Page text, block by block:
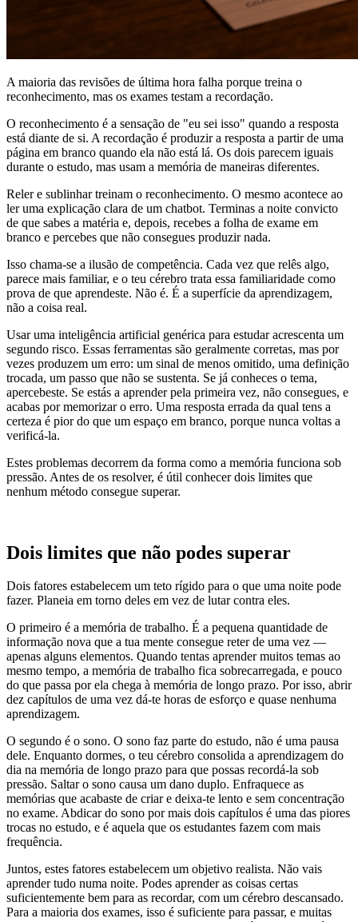
A maioria das revisões de última hora falha porque treina o
reconhecimento, mas os exames testam a recordação.
O reconhecimento é a sensação de "eu sei isso" quando a resposta
está diante de si. A recordação é produzir a resposta a partir de uma
página em branco quando ela não está lá. Os dois parecem iguais
durante o estudo, mas usam a memória de maneiras diferentes.
Reler e sublinhar treinam o reconhecimento. O mesmo acontece ao
ler uma explicação clara de um chatbot. Terminas a noite convicto
de que sabes a matéria e, depois, recebes a folha de exame em
branco e percebes que não consegues produzir nada.
Isso chama-se a ilusão de competência. Cada vez que relês algo,
parece mais familiar, e o teu cérebro trata essa familiaridade como
prova de que aprendeste. Não é. É a superfície da aprendizagem,
não a coisa real.
Usar uma inteligência artificial genérica para estudar acrescenta um
segundo risco. Essas ferramentas são geralmente corretas, mas por
vezes produzem um erro: um sinal de menos omitido, uma definição
trocada, um passo que não se sustenta. Se já conheces o tema,
apercebeste. Se estás a aprender pela primeira vez, não consegues, e
acabas por memorizar o erro. Uma resposta errada da qual tens a
certeza é pior do que um espaço em branco, porque nunca voltas a
verificá-la.
Estes problemas decorrem da forma como a memória funciona sob
pressão. Antes de os resolver, é útil conhecer dois limites que
nenhum método consegue superar.
Dois limites que não podes superar
Dois fatores estabelecem um teto rígido para o que uma noite pode
fazer. Planeia em torno deles em vez de lutar contra eles.
O primeiro é a memória de trabalho. É a pequena quantidade de
informação nova que a tua mente consegue reter de uma vez —
apenas alguns elementos. Quando tentas aprender muitos temas ao
mesmo tempo, a memória de trabalho fica sobrecarregada, e pouco
do que passa por ela chega à memória de longo prazo. Por isso, abrir
dez capítulos de uma vez dá-te horas de esforço e quase nenhuma
aprendizagem.
O segundo é o sono. O sono faz parte do estudo, não é uma pausa
dele. Enquanto dormes, o teu cérebro consolida a aprendizagem do
dia na memória de longo prazo para que possas recordá-la sob
pressão. Saltar o sono causa um dano duplo. Enfraquece as
memórias que acabaste de criar e deixa-te lento e sem concentração
no exame. Abdicar do sono por mais dois capítulos é uma das piores
trocas no estudo, e é aquela que os estudantes fazem com mais
frequência.
Juntos, estes fatores estabelecem um objetivo realista. Não vais
aprender tudo numa noite. Podes aprender as coisas certas
suficientemente bem para as recordar, com um cérebro descansado.
Para a maioria dos exames, isso é suficiente para passar, e muitas